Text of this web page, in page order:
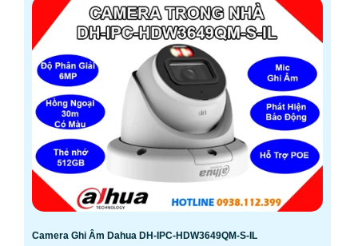
Camera Ghi Âm Dahua DH-IPC-HDW3649QM-S-IL